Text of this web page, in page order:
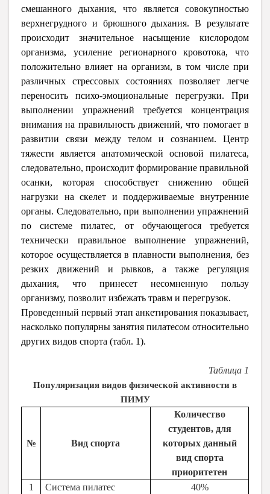
смешанного дыхания, что является совокупностью
верхнегрудного и брюшного дыхания. В результате
происходит значительное насыщение кислородом
организма, усиление регионарного кровотока, что
положительно влияет на организм, в том числе при
различных стрессовых состояниях позволяет легче
переносить психо-эмоциональные перегрузки. При
выполнении упражнений требуется концентрация
внимания на правильность движений, что помогает в
развитии связи между телом и сознанием. Центр
тяжести является анатомической основой пилатеса,
следовательно, происходит формирование правильной
осанки, которая способствует снижению общей
нагрузки на скелет и поддерживаемые внутренние
органы. Следовательно, при выполнении упражнений
по системе пилатес, от обучающегося требуется
технически правильное выполнение упражнений,
которое осуществляется в плавности выполнения, без
резких движений и рывков, а также регуляция
дыхания, что принесет несомненную пользу
организму, позволит избежать травм и перегрузок.
Проведенный первый этап анкетирования показывает,
насколько популярны занятия пилатесом относительно
других видов спорта (табл. 1).
Таблица 1
Популяризация видов физической активности в
ПИМУ
№ Вид спорта
Количество
студентов, для
которых данный
вид спорта
приоритетен
1
Система пилатес
40%